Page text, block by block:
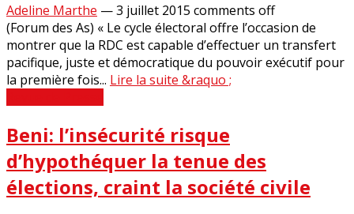
Adeline Marthe —3 juillet 2015 comments off
(Forum des As) « Le cycle électoral offre l’occasion de
montrer que la RDC est capable d’effectuer un transfert
pacifique, juste et démocratique du pouvoir exécutif pour
la première fois... Lire la suite &raquo ;
Beni: l’insécurité risque
d’hypothéquer la tenue des
élections, craint la société civile